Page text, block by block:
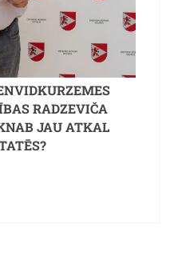
RADZEVIČA
JAU ATKAL